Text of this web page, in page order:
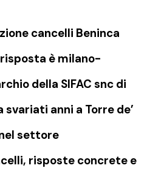
cancelli Beninca
risposta è milano-
della SIFAC snc di
svariati anni a Torre de’
settore
risposte concrete e